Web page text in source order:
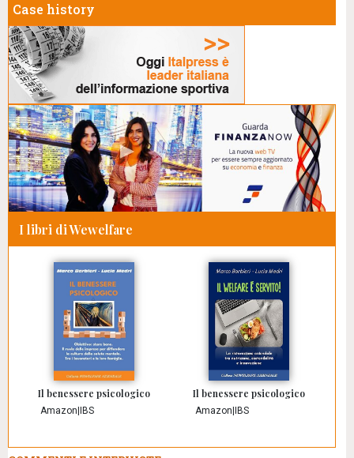
Case history
I libri di Wewelfare
Il benessere psicologico
Amazon|IBS
Il benessere psicologico
Amazon|IBS